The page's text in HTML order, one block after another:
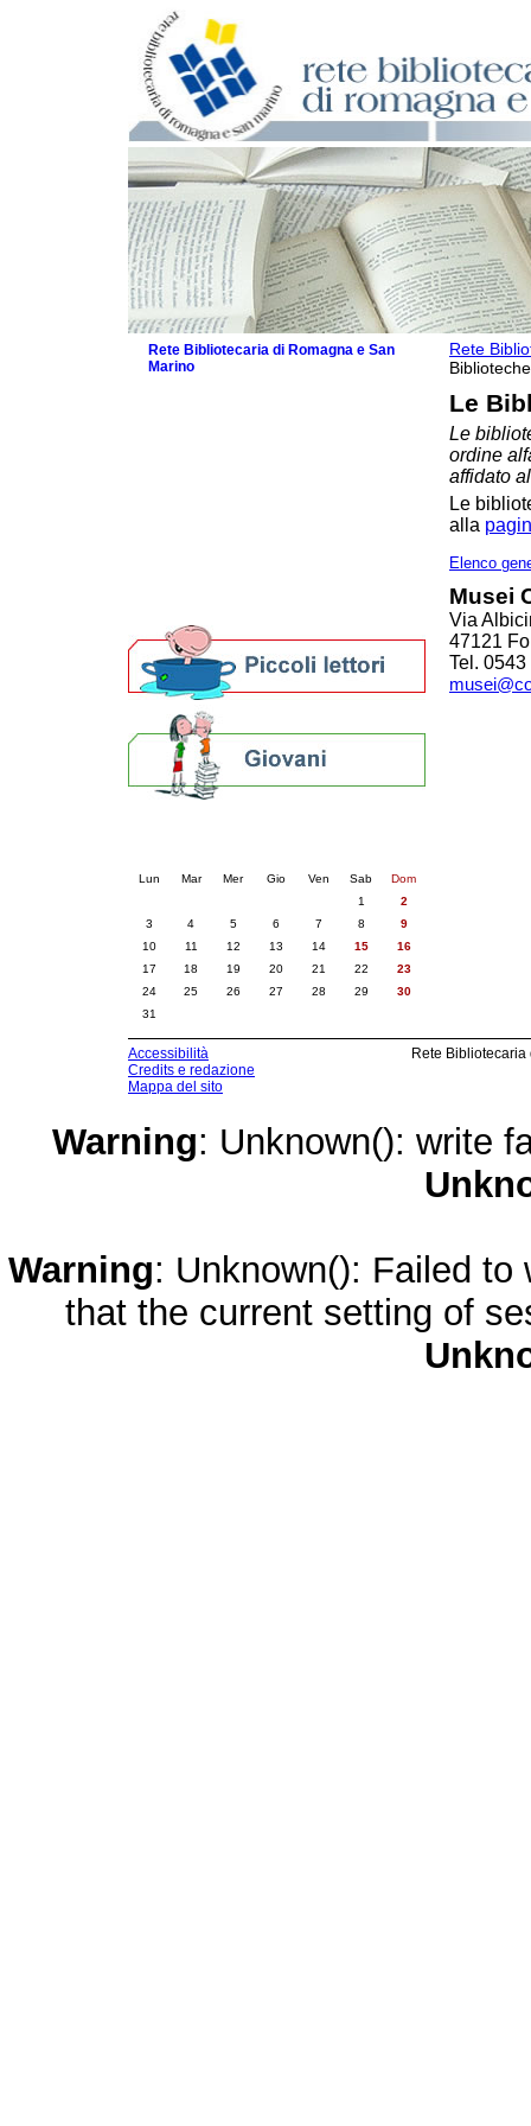
Rete
Biblioteche
Le
Le
ordine
affidato
Le
alla
Elenco
Musei
Via
47121
Tel.
Rete Bibliotecaria di Romagna e San
Marino
Lun Mar Mer Gio Ven Sab
Dom
1
2
3
4 5 6 7 8
9
10
11 12 13 14 15
16
17
18 19 20 21 22
23
24
25 26 27 28 29
30
31
Accessibilità
Credits e redazione
Mappa del sito
Rete
Warning: Unknown(): write
Warning: Unknown(): Failed
that the current setting of